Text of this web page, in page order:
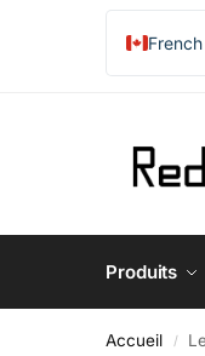
French
English
Produits
Accueil /